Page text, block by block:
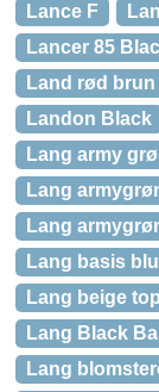
Lance F
Lancer 85
Land rød
Landon Black
Lang army
Lang
Lang
Lang basis
Lang beige
Lang Black
Lang